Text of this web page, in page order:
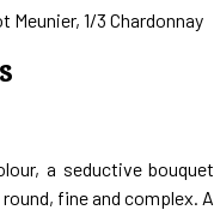
Meunier, 1/3 Chardonnay
a seductive
fine and complex.